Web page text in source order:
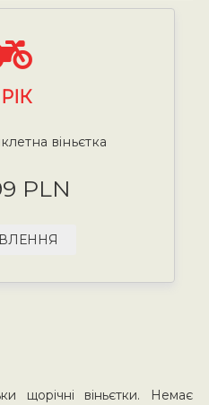
РІК
віньєтка
PLN
щорічні віньєтки. Немає